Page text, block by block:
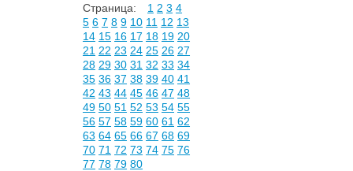
Страница: 1 2 3 4
5 6 7 8 9 10 11 12 13
14 15 16 17 18 19 20
21 22 23 24 25 26 27
28 29 30 31 32 33 34
35 36 37 38 39 40 41
42 43 44 45 46 47 48
49 50 51 52 53 54 55
56 57 58 59 60 61 62
63 64 65 66 67 68 69
70 71 72 73 74 75 76
77 78 79 80